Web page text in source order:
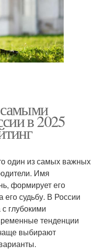
в 2025
один из самых важных
Имя
формирует его
его судьбу. В России
глубокими
тенденции
выбирают